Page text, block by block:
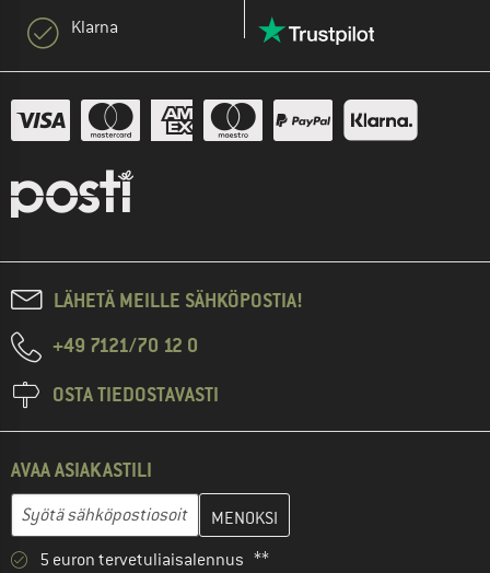
Klarna
LÄHETÄ MEILLE SÄHKÖPOSTIA!
+49 7121/70 12 0
OSTA TIEDOSTAVASTI
AVAA ASIAKASTILI
Sähköpostiosoite
Anna sähköpostiosoitteesi ja luo seuraavassa vaiheessa
5 euron tervetuliaisalennus **